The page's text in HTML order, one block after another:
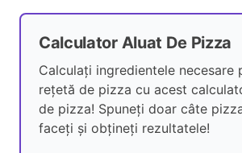
Calculator Aluat De Pizza
Calculați ingredientele necesare
rețetă de pizza cu acest
de pizza! Spuneți doar câte
faceți și obțineți rezultatele!